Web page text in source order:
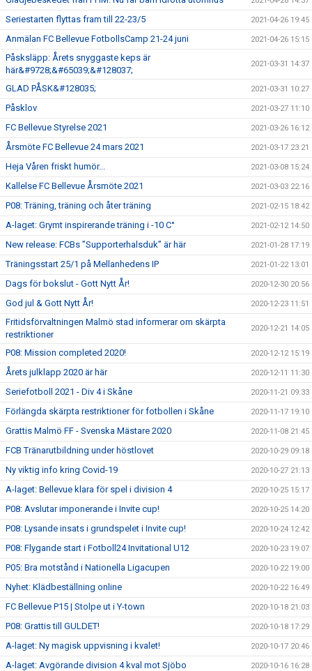
Seriestarten flyttas fram till 22-23/5 2021-04-26 19:45
Anmälan FC Bellevue FotbollsCamp 21-24 juni 2021-04-26 15:15
Påsksläpp: Årets snyggaste keps är
här&#9728;&#65039;&#128037;
2021-03-31 14:37
GLAD PÅSK&#128035; 2021-03-31 10:27
Påsklov 2021-03-27 11:10
FC Bellevue Styrelse 2021 2021-03-26 16:12
Årsmöte FC Bellevue 24 mars 2021 2021-03-17 23:21
Heja Våren friskt humör... 2021-03-08 15:24
Kallelse FC Bellevue Årsmöte 2021 2021-03-03 22:16
P08: Träning, träning och åter träning 2021-02-15 18:42
A-laget: Grymt inspirerande träning i -10 C° 2021-02-12 14:50
New release: FCBs ”Supporterhalsduk” är här 2021-01-28 17:19
Träningsstart 25/1 på Mellanhedens IP 2021-01-22 13:01
Dags för bokslut - Gott Nytt År! 2020-12-30 20:56
God jul & Gott Nytt År! 2020-12-23 11:51
Fritidsförvaltningen Malmö stad informerar om skärpta
restriktioner
2020-12-21 14:05
P08: Mission completed 2020! 2020-12-12 15:19
Årets julklapp 2020 är här 2020-12-11 11:30
Seriefotboll 2021 - Div 4 i Skåne 2020-11-21 09:33
Förlängda skärpta restriktioner för fotbollen i Skåne 2020-11-17 19:10
Grattis Malmö FF - Svenska Mästare 2020 2020-11-08 21:45
FCB Tränarutbildning under höstlovet 2020-10-29 09:18
Ny viktig info kring Covid-19 2020-10-27 21:13
A-laget: Bellevue klara för spel i division 4 2020-10-25 15:17
P08: Avslutar imponerande i Invite cup! 2020-10-25 14:20
P08: Lysande insats i grundspelet i Invite cup! 2020-10-24 12:42
P08: Flygande start i Fotboll24 Invitational U12 2020-10-23 19:07
P05: Bra motstånd i Nationella Ligacupen 2020-10-22 19:00
Nyhet: Klädbeställning online 2020-10-22 16:49
FC Bellevue P15 | Stolpe ut i Y-town 2020-10-18 21:03
P08: Grattis till GULDET! 2020-10-18 17:29
A-laget: Ny magisk uppvisning i kvalet! 2020-10-17 20:46
A-laget: Avgörande division 4 kval mot Sjöbo 2020-10-16 16:28